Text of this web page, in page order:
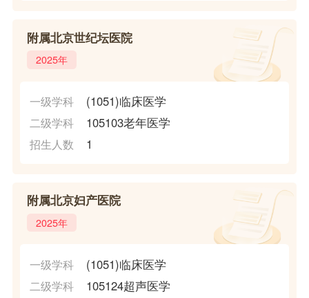
附属北京世纪坛医院
2025年
一级学科 (1051)临床医学
二级学科 105103老年医学
招生人数 1
附属北京妇产医院
2025年
一级学科 (1051)临床医学
二级学科 105124超声医学